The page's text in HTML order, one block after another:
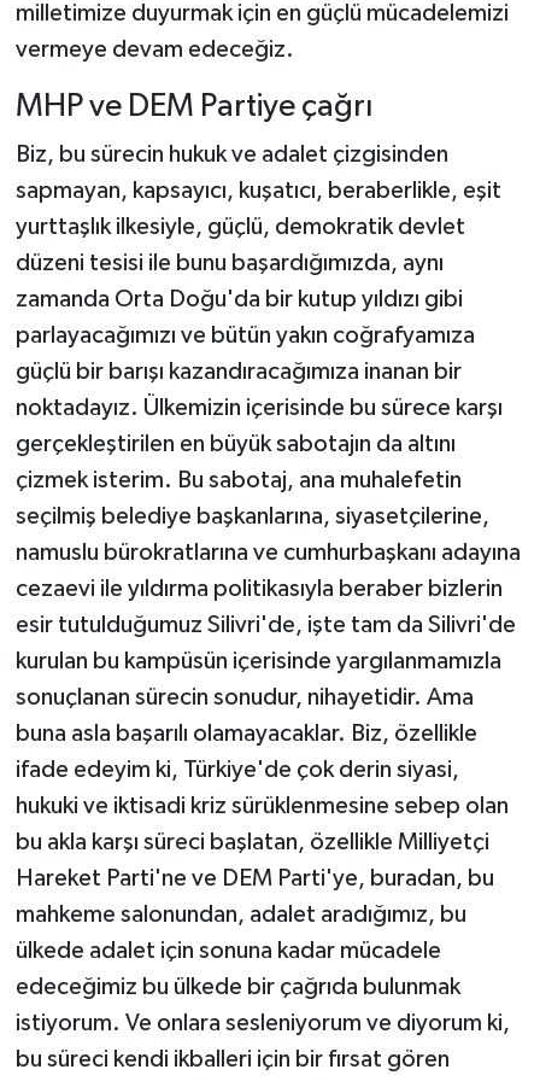
milletimize duyurmak için en güçlü mücadelemizi
vermeye devam edeceğiz.
MHP ve DEM Partiye çağrı
Biz, bu sürecin hukuk ve adalet çizgisinden
sapmayan, kapsayıcı, kuşatıcı, beraberlikle, eşit
yurttaşlık ilkesiyle, güçlü, demokratik devlet
düzeni tesisi ile bunu başardığımızda, aynı
zamanda Orta Doğu'da bir kutup yıldızı gibi
parlayacağımızı ve bütün yakın coğrafyamıza
güçlü bir barışı kazandıracağımıza inanan bir
noktadayız. Ülkemizin içerisinde bu sürece karşı
gerçekleştirilen en büyük sabotajın da altını
çizmek isterim. Bu sabotaj, ana muhalefetin
seçilmiş belediye başkanlarına, siyasetçilerine,
namuslu bürokratlarına ve cumhurbaşkanı adayına
cezaevi ile yıldırma politikasıyla beraber bizlerin
esir tutulduğumuz Silivri'de, işte tam da Silivri'de
kurulan bu kampüsün içerisinde yargılanmamızla
sonuçlanan sürecin sonudur, nihayetidir. Ama
buna asla başarılı olamayacaklar. Biz, özellikle
ifade edeyim ki, Türkiye'de çok derin siyasi,
hukuki ve iktisadi kriz sürüklenmesine sebep olan
bu akla karşı süreci başlatan, özellikle Milliyetçi
Hareket Parti'ne ve DEM Parti'ye, buradan, bu
mahkeme salonundan, adalet aradığımız, bu
ülkede adalet için sonuna kadar mücadele
edeceğimiz bu ülkede bir çağrıda bulunmak
istiyorum. Ve onlara sesleniyorum ve diyorum ki,
bu süreci kendi ikballeri için bir fırsat gören